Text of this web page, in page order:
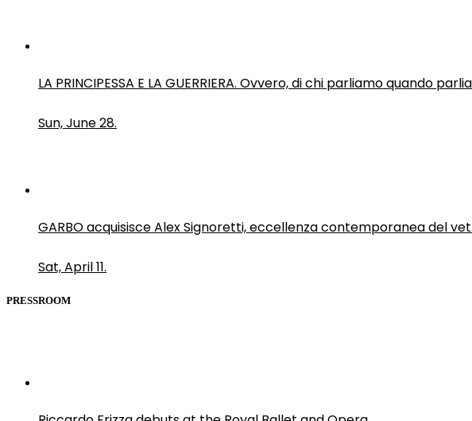
LA PRINCIPESSA E LA GUERRIERA. Ovvero, di chi parliamo quando
Sun, June 28.
GARBO acquisisce Alex Signoretti, eccellenza contemporanea del
Sat, April 11.
PRESSROOM